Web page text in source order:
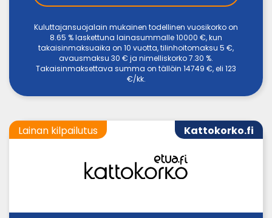
Kuluttajansuojalain mukainen todellinen vuosikorko on
8.65 % laskettuna lainasummalle 10000 €, kun
takaisinmaksuaika on 10 vuotta, tilinhoitomaksu 5 €,
avausmaksu 30 € ja nimelliskorko 7.30 %.
Takaisinmaksettava summa on tällöin 14749 €, eli 123
€/kk.
Kattokorko.fi
Lainan kilpailutus